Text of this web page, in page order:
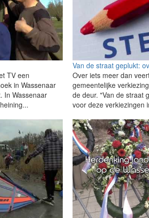
TV een
in Wassenaar
In Wassenaar
Van de straat geplukt:
Over iets meer dan
gemeentelijke
de deur. "Van de straat
voor deze verkiezingen